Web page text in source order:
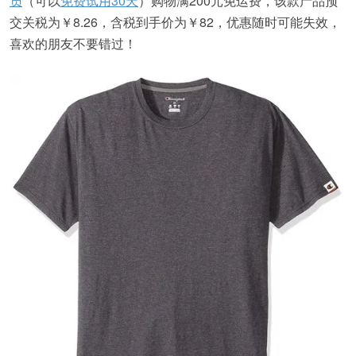
交关税为￥8.26，含税到手价为￥82，优惠随时可能失效，
喜欢的朋友不要错过！